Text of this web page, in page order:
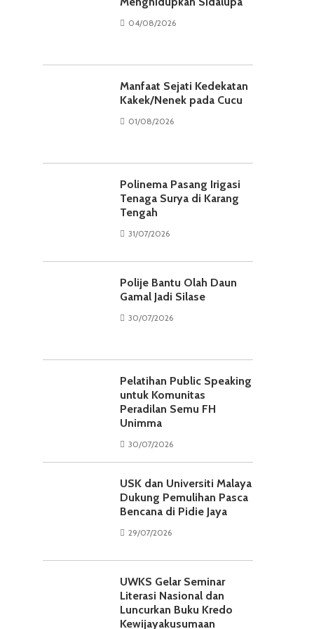
04/08/2026
Manfaat Sejati Kedekatan
Kakek/Nenek pada Cucu
01/08/2026
Polinema Pasang Irigasi
Tenaga Surya di Karang
Tengah
31/07/2026
Polije Bantu Olah Daun
Gamal Jadi Silase
30/07/2026
Pelatihan Public Speaking
untuk Komunitas
Peradilan Semu FH
Unimma
30/07/2026
USK dan Universiti Malaya
Dukung Pemulihan Pasca
Bencana di Pidie Jaya
29/07/2026
UWKS Gelar Seminar
Literasi Nasional dan
Luncurkan Buku Kredo
Kewijayakusumaan